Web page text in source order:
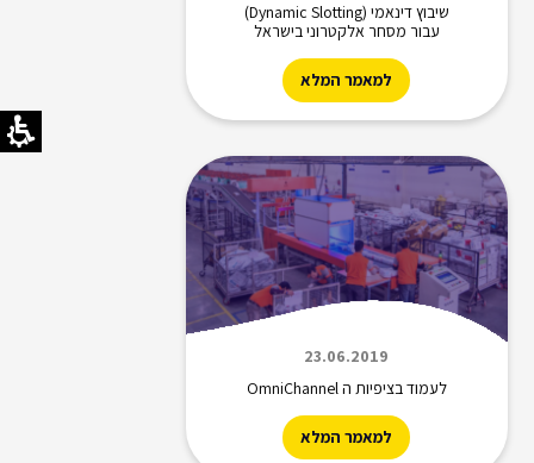
שיבוץ דינאמי (Dynamic Slotting)
עבור מסחר אלקטרוני בישראל
למאמר המלא
23.06.2019
לעמוד בציפיות ה OmniChannel
למאמר המלא